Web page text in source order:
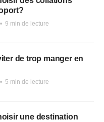
• 9 min de lecture
de trop manger en
• 5 min de lecture
une destination